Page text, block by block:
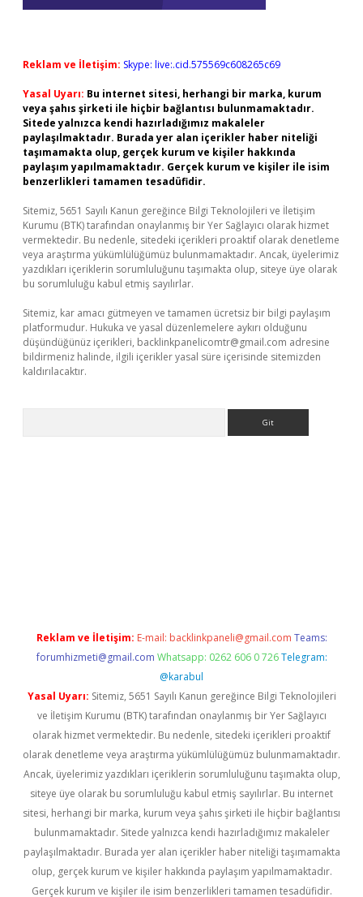
Reklam ve İletişim: Skype: live:.cid.575569c608265c69
Yasal Uyarı: Bu internet sitesi, herhangi bir marka, kurum
veya şahıs şirketi ile hiçbir bağlantısı bulunmamaktadır.
Sitede yalnızca kendi hazırladığımız makaleler
paylaşılmaktadır. Burada yer alan içerikler haber niteliği
taşımamakta olup, gerçek kurum ve kişiler hakkında
paylaşım yapılmamaktadır. Gerçek kurum ve kişiler ile isim
benzerlikleri tamamen tesadüfidir.
Sitemiz, 5651 Sayılı Kanun gereğince Bilgi Teknolojileri ve İletişim
Kurumu (BTK) tarafından onaylanmış bir Yer Sağlayıcı olarak hizmet
vermektedir. Bu nedenle, sitedeki içerikleri proaktif olarak denetleme
veya araştırma yükümlülüğümüz bulunmamaktadır. Ancak, üyelerimiz
yazdıkları içeriklerin sorumluluğunu taşımakta olup, siteye üye olarak
bu sorumluluğu kabul etmiş sayılırlar.
Sitemiz, kar amacı gütmeyen ve tamamen ücretsiz bir bilgi paylaşım
platformudur. Hukuka ve yasal düzenlemelere aykırı olduğunu
düşündüğünüz içerikleri, backlinkpanelicomtr@gmail.com adresine
bildirmeniz halinde, ilgili içerikler yasal süre içerisinde sitemizden
kaldırılacaktır.
Reklam ve İletişim: E-mail: backlinkpaneli@gmail.com Teams:
forumhizmeti@gmail.com Whatsapp: 0262 606 0 726 Telegram:
@karabul
Yasal Uyarı: Sitemiz, 5651 Sayılı Kanun gereğince Bilgi Teknolojileri
ve İletişim Kurumu (BTK) tarafından onaylanmış bir Yer Sağlayıcı
olarak hizmet vermektedir. Bu nedenle, sitedeki içerikleri proaktif
olarak denetleme veya araştırma yükümlülüğümüz bulunmamaktadır.
Ancak, üyelerimiz yazdıkları içeriklerin sorumluluğunu taşımakta olup,
siteye üye olarak bu sorumluluğu kabul etmiş sayılırlar. Bu internet
sitesi, herhangi bir marka, kurum veya şahıs şirketi ile hiçbir bağlantısı
bulunmamaktadır. Sitede yalnızca kendi hazırladığımız makaleler
paylaşılmaktadır. Burada yer alan içerikler haber niteliği taşımamakta
olup, gerçek kurum ve kişiler hakkında paylaşım yapılmamaktadır.
Gerçek kurum ve kişiler ile isim benzerlikleri tamamen tesadüfidir.